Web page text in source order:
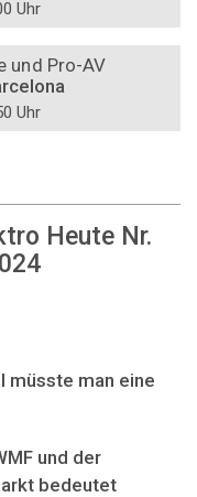
Uhr
und Pro-AV
Uhr
Heute Nr.
müsste man eine
und der
bedeutet